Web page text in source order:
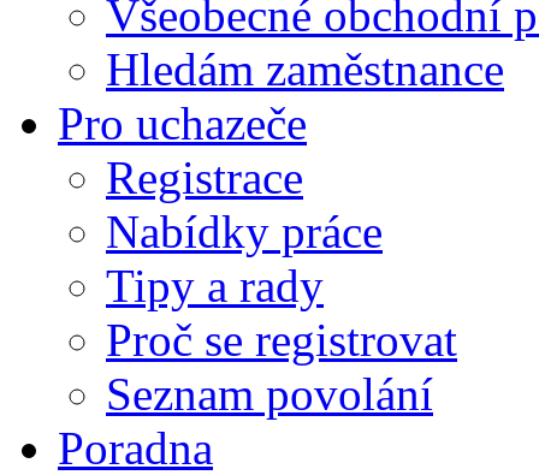
Všeobecné obchodní
Hledám zaměstnance
Pro uchazeče
Registrace
Nabídky práce
Tipy a rady
Proč se registrovat
Seznam povolání
Poradna